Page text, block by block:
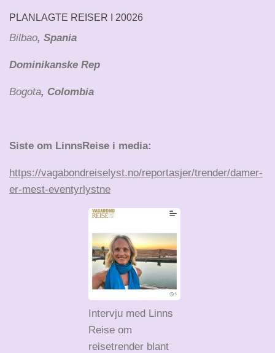
PLANLAGTE REISER I 20026
Bilbao, Spania
Dominikanske Rep
Bogota, Colombia
Siste om LinnsReise i media:
https://vagabondreiselyst.no/reportasjer/trender/damer-
er-mest-eventyrlystne
Intervju med Linns
Reise om
reisetrender blant